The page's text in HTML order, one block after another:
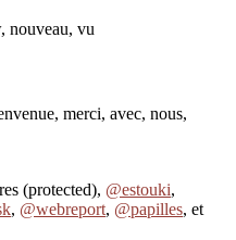
nouveau, vu
merci, avec, nous,
(protected), @estouki,
, @webreport, @papilles, et